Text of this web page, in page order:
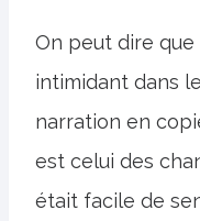
On peut dire
intimidant dans
narration en
est celui des
était facile de